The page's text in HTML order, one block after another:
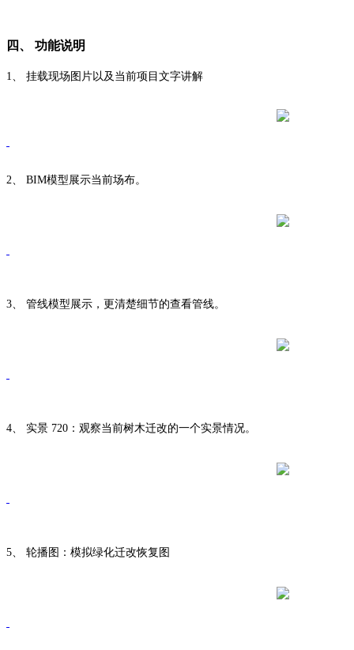
四、 功能说明
1、 挂载现场图片以及当前项目文字讲解
2、 BIM模型展示当前场布。
3、 管线模型展示，更清楚细节的查看管线。
4、 实景 720：观察当前树木迁改的一个实景情况。
5、 轮播图：模拟绿化迁改恢复图